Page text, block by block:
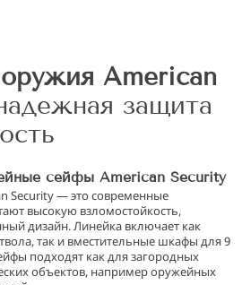
American
защита
сейфы American Security
Security — это современные
высокую взломостойкость,
дизайн. Линейка включает как
так и вместительные шкафы для 9
подходят как для загородных
объектов, например оружейных